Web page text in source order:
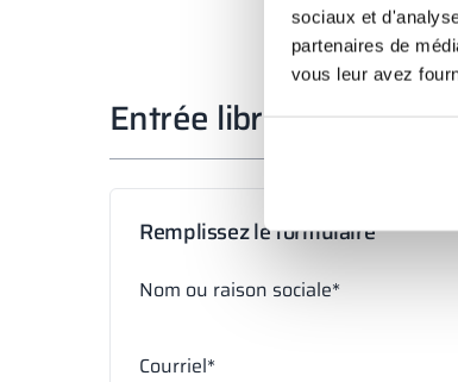
sociaux et
partenaires de
vous leur avez
Entrée libre (devis
Remplissez le formulaire
Nom ou raison sociale*
Courriel*